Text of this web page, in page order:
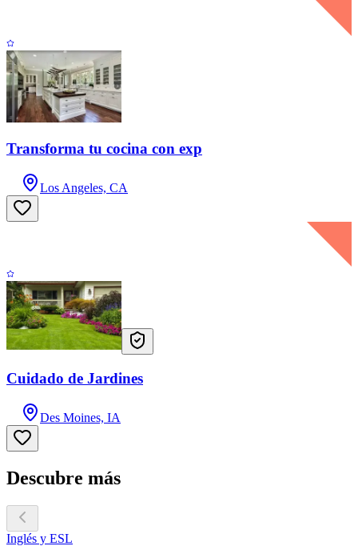
Transforma tu cocina con exp
Los Angeles, CA
Cuidado de Jardines
Des Moines, IA
Descubre más
Inglés y ESL